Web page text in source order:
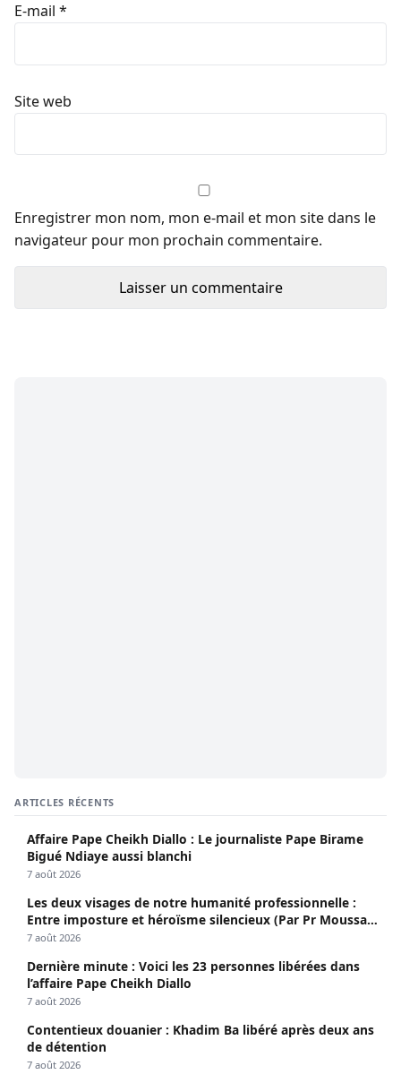
E-mail *
Site web
Enregistrer mon nom, mon e-mail et mon site dans le
navigateur pour mon prochain commentaire.
ARTICLES RÉCENTS
Affaire Pape Cheikh Diallo : Le journaliste Pape Birame
Bigué Ndiaye aussi blanchi
7 août 2026
Les deux visages de notre humanité professionnelle :
Entre imposture et héroïsme silencieux (Par Pr Moussa
Seydi)
7 août 2026
Dernière minute : Voici les 23 personnes libérées dans
l’affaire Pape Cheikh Diallo
7 août 2026
Contentieux douanier : Khadim Ba libéré après deux ans
de détention
7 août 2026